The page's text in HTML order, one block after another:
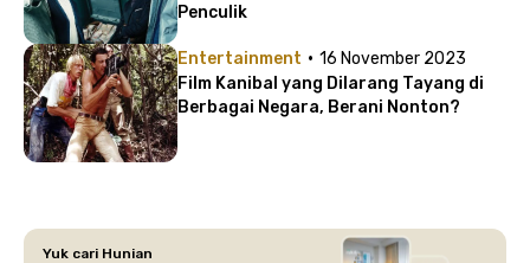
Penculik
Entertainment · 16 November 2023
Film Kanibal yang Dilarang Tayang di
Berbagai Negara, Berani Nonton?
Yuk cari Hunian